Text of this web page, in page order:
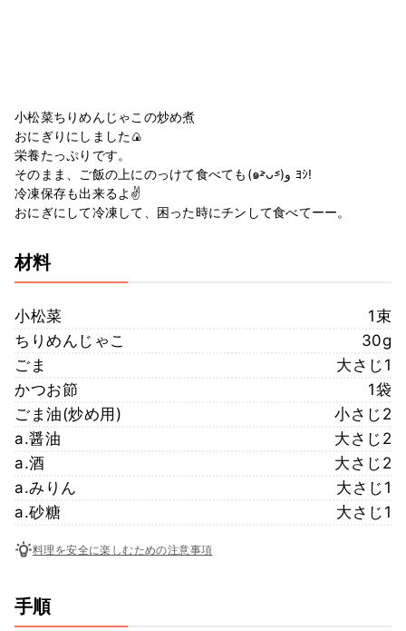
小松菜ちりめんじゃこの炒め煮
おにぎりにしました🍙
栄養たっぷりです。
そのまま、ご飯の上にのっけて食べても(๑˃̵ᴗ˂̵)و ﾖｼ!
冷凍保存も出来るよ✌️
おにぎにして冷凍して、困った時にチンして食べてーー。
材料
小松菜
1束
ちりめんじゃこ
30g
ごま
大さじ1
かつお節
1袋
ごま油(炒め用)
小さじ2
a.醤油
大さじ2
a.酒
大さじ2
a.みりん
大さじ1
a.砂糖
大さじ1
料理を安全に楽しむための注意事項
手順